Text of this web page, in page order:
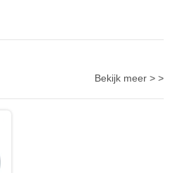
Bekijk meer > >